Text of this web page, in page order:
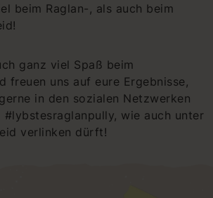
beim Raglan-, als auch beim
ganz viel Spaß beim
freuen uns auf eure Ergebnisse,
in den sozialen Netzwerken
wie auch unter
verlinken dürft!